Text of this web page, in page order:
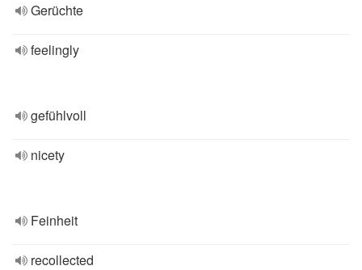
Gerüchte
feelingly
gefühlvoll
nicety
Feinheit
recollected